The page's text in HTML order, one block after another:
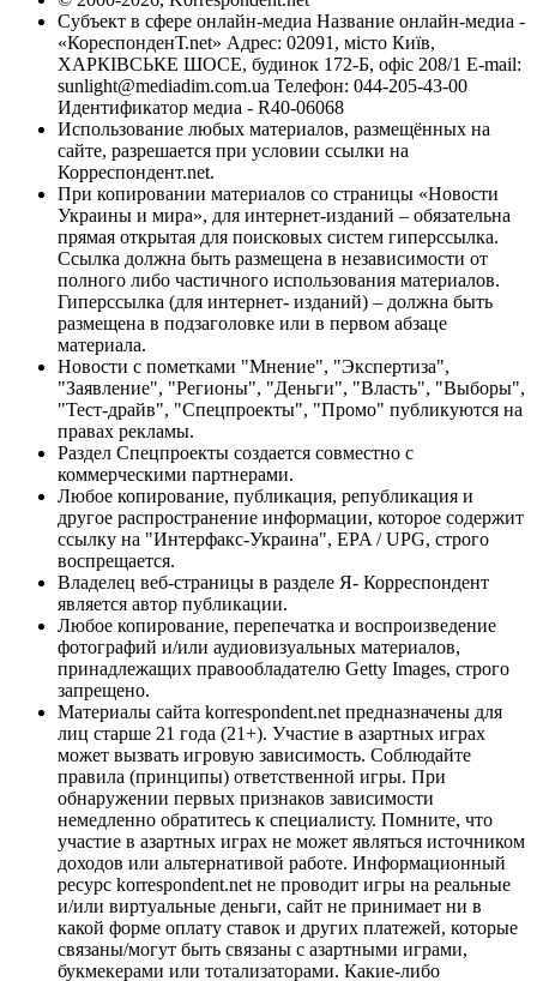
Субъект в сфере онлайн-медиа Название онлайн-медиа -
«КореспонденТ.net» Адрес: 02091, місто Київ,
ХАРКІВСЬКЕ ШОСЕ, будинок 172-Б, офіс 208/1 E-mail:
sunlight@mediadim.com.ua Телефон: 044-205-43-00
Идентификатор медиа - R40-06068
Использование любых материалов, размещённых на
сайте, разрешается при условии ссылки на
Корреспондент.net.
При копировании материалов со страницы «Новости
Украины и мира», для интернет-изданий – обязательна
прямая открытая для поисковых систем гиперссылка.
Ссылка должна быть размещена в независимости от
полного либо частичного использования материалов.
Гиперссылка (для интернет- изданий) – должна быть
размещена в подзаголовке или в первом абзаце
материала.
Новости с пометками "Мнение", "Экспертиза",
"Заявление", "Регионы", "Деньги", "Власть", "Выборы",
"Тест-драйв", "Спецпроекты", "Промо" публикуются на
правах рекламы.
Раздел Спецпроекты создается совместно с
коммерческими партнерами.
Любое копирование, публикация, републикация и
другое распространение информации, которое содержит
ссылку на "Интерфакс-Украина", EPA / UPG, строго
воспрещается.
Владелец веб-страницы в разделе Я- Корреспондент
является автор публикации.
Любое копирование, перепечатка и воспроизведение
фотографий и/или аудиовизуальных материалов,
принадлежащих правообладателю Getty Images, строго
запрещено.
Материалы сайта korrespondent.net предназначены для
лиц старше 21 года (21+). Участие в азартных играх
может вызвать игровую зависимость. Соблюдайте
правила (принципы) ответственной игры. При
обнаружении первых признаков зависимости
немедленно обратитесь к специалисту. Помните, что
участие в азартных играх не может являться источником
доходов или альтернативой работе. Информационный
ресурс korrespondent.net не проводит игры на реальные
и/или виртуальные деньги, сайт не принимает ни в
какой форме оплату ставок и других платежей, которые
связаны/могут быть связаны с азартными играми,
букмекерами или тотализаторами. Какие-либо